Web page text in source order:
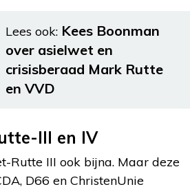
Lees ook: Kees Boonman
over asielwet en
crisisberaad Mark Rutte
en VVD
III en IV
Rutte III ook bijna. Maar deze
D66 en ChristenUnie